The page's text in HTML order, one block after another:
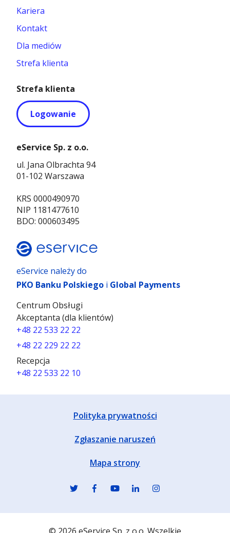
eService należy do
PKO Banku Polskiego i Global Payments
Centrum Obsługi
Akceptanta (dla klientów)
+48 22 533 22 22
+48 22 229 22 22
Recepcja
+48 22 533 22 10
Kariera
Kontakt
Dla mediów
Strefa klienta
Strefa klienta
Logowanie
eService Sp. z o.o.
ul. Jana Olbrachta 94
01-102 Warszawa
KRS 0000490970
NIP 1181477610
BDO: 000603495
Polityka prywatności
Zgłaszanie naruszeń
Mapa strony